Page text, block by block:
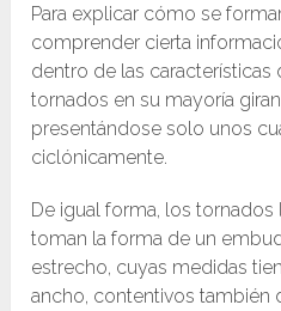
Para explicar cómo se
comprender cierta
dentro de las
tornados en su mayoría
presentándose solo unos
ciclónicamente.
De igual forma, los tornados
toman la forma de un
estrecho, cuyas medidas
ancho, contentivos también